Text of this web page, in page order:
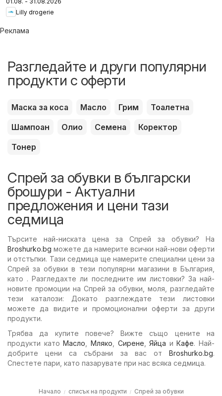
Lilly drogerie
Реклама
Разгледайте и други популярни
продукти с оферти
Маска за коса Масло Грим
Тоалетна
Шампоан
Олио Семена
Коректор
Тонер
Спрей за обувки в български
брошури - Актуални
предложения и цени тази
седмица
Търсите най-ниската цена за Спрей за обувки? На
Broshurko.bg можете да намерите всички най-нови оферти
и отстъпки. Тази седмица ще намерите специални цени за
Спрей за обувки в тези популярни магазини в България,
като . Разгледахте ли последните им листовки? За най-
новите промоции на Спрей за обувки, моля, разгледайте
тези каталози: Докато разглеждате тези листовки
можете да видите и промоционални оферти за други
продукти.
Трябва да купите повече? Вижте също цените на
продукти катоМасло Мляко Сирене ,Яйца иКафе. Най-
добрите цени са събрани за вас от Broshurko.bg.
Спестете пари, като пазарувате при нас всяка седмица.
Начало списък на продукти Спрей за обувки